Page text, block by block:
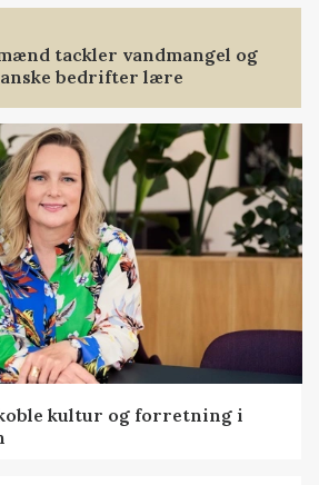
tackler vandmangel og
bedrifter lære
kultur og forretning i